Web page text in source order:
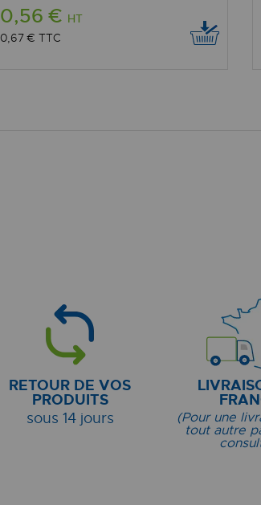
0,56 € HT
0,67 € TTC
RETOUR DE VOS
PRODUITS
sous 14 jours
(Pour une
tout autre